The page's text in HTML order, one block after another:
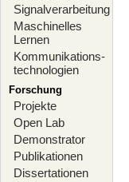
Signalverarbeitung
Maschinelles
Lernen
Kommunikations-
technologien
Forschung
Projekte
Open Lab
Demonstrator
Publikationen
Dissertationen